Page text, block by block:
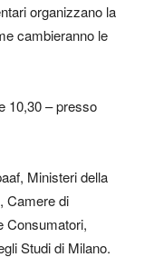
organizzano la
cambieranno le
10,30 – presso
Ministeri della
Camere di
Consumatori,
Studi di Milano.